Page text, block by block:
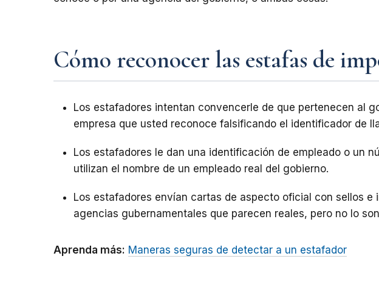
Cómo reconocer las estafas de
Los estafadores intentan convencerle de que pertenecen al
empresa que usted reconoce falsificando el identificador de
Los estafadores le dan una identificación de empleado o un
utilizan el nombre de un empleado real del gobierno.
Los estafadores envían cartas de aspecto oficial con sellos e
agencias gubernamentales que parecen reales, pero no lo
Aprenda más: Maneras seguras de detectar a un estafador